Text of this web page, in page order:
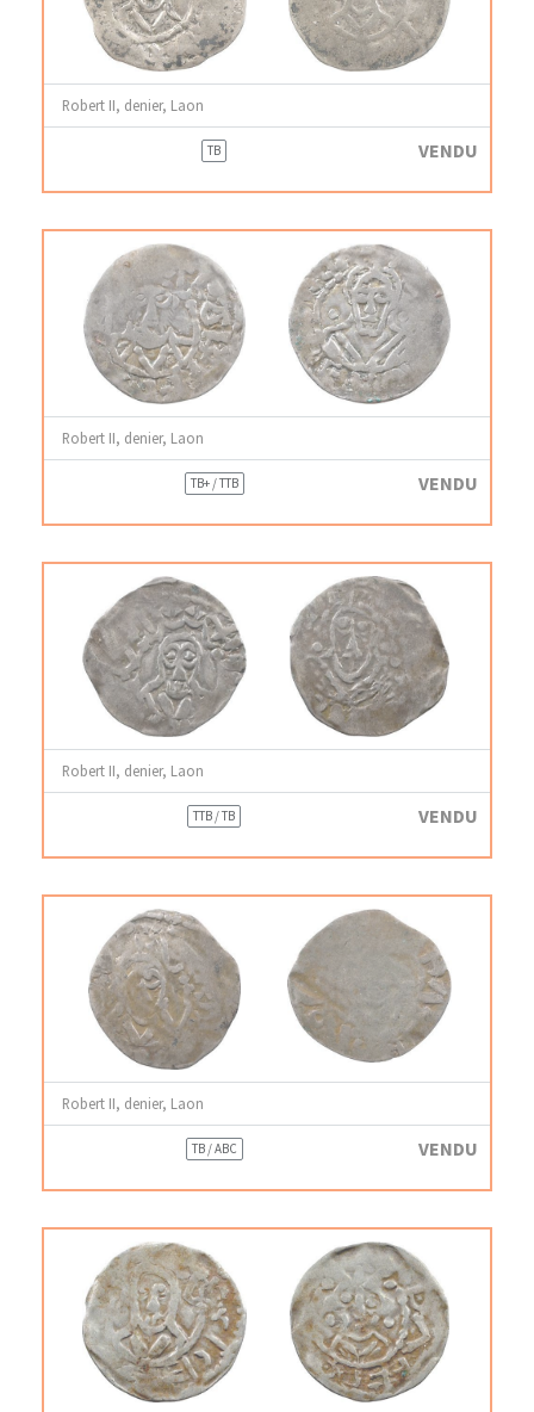
Robert II, denier, Laon
TB VENDU
Robert II, denier, Laon
TB+ / TTB VENDU
Robert II, denier, Laon
TTB / TB VENDU
Robert II, denier, Laon
TB / ABC VENDU